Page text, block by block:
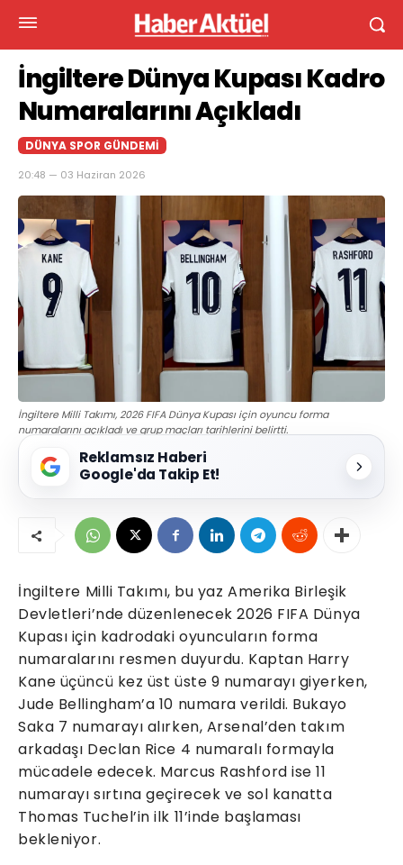
İngiltere Dünya Kupası Kadro
Numaralarını Açıkladı
DÜNYA SPOR GÜNDEMI
20:48 — 03 Haziran 2026
İngiltere Milli Takımı, 2026 FIFA Dünya Kupası için oyuncu forma
numaralarını açıkladı ve grup maçları tarihlerini belirtti.
Reklamsız Haberi
Google'da Takip Et!
İngiltere Milli Takımı, bu yaz Amerika Birleşik
Devletleri’nde düzenlenecek 2026 FIFA Dünya
Kupası için kadrodaki oyuncuların forma
numaralarını resmen duyurdu. Kaptan Harry
Kane üçüncü kez üst üste 9 numarayı giyerken,
Jude Bellingham’a 10 numara verildi. Bukayo
Saka 7 numarayı alırken, Arsenal’den takım
arkadaşı Declan Rice 4 numaralı formayla
mücadele edecek. Marcus Rashford ise 11
numarayı sırtına geçirecek ve sol kanatta
Thomas Tuchel’in ilk 11’inde başlaması
bekleniyor.